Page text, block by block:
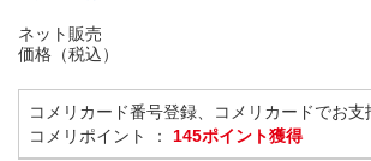
ネット販売
価格（税込）
コメリカード番号登録、コメリカードでお支
コメリポイント ： 145ポイント獲得